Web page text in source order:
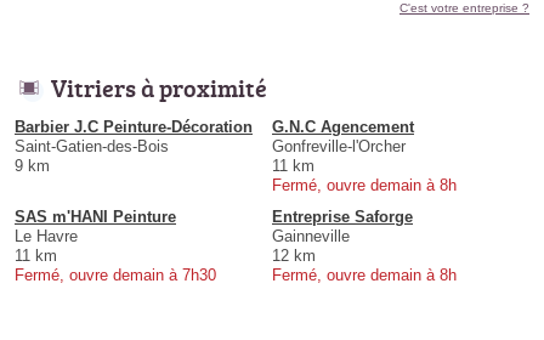
C'est votre entreprise ?
Vitriers à proximité
Barbier J.C Peinture-Décoration
Saint-Gatien-des-Bois
9 km
G.N.C Agencement
Gonfreville-l'Orcher
11 km
Fermé, ouvre demain à 8h
SAS m'HANI Peinture
Le Havre
11 km
Fermé, ouvre demain à 7h30
Entreprise Saforge
Gainneville
12 km
Fermé, ouvre demain à 8h